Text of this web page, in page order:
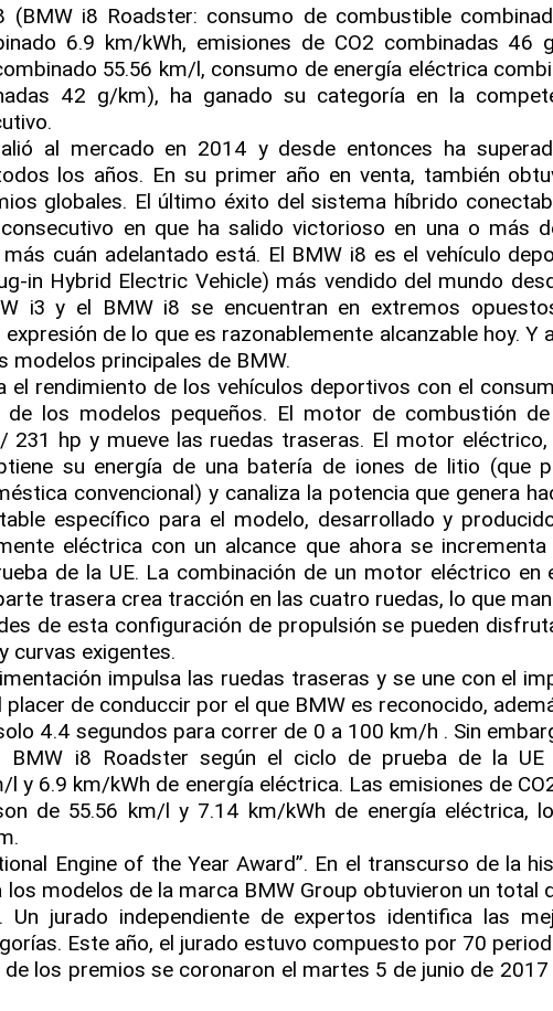
i8 Roadster: consumo de combustible
6.9 km/kWh, emisiones de CO2 combinadas 46
55.56 km/l, consumo de energía eléctrica
42 g/km), ha ganado su categoría en la
al mercado en 2014 y desde entonces ha
los años. En su primer año en venta, también
globales. El último éxito del sistema híbrido
en que ha salido victorioso en una o más
cuán adelantado está. El BMW i8 es el vehículo
in Hybrid Electric Vehicle) más vendido del mundo
i3 y el BMW i8 se encuentran en extremos
de lo que es razonablemente alcanzable hoy. Y
modelos principales de BMW.
el rendimiento de los vehículos deportivos con el
los modelos pequeños. El motor de combustión
hp y mueve las ruedas traseras. El motor eléctrico,
su energía de una batería de iones de litio (que
convencional) y canaliza la potencia que genera
específico para el modelo, desarrollado y
eléctrica con un alcance que ahora se incrementa
de la UE. La combinación de un motor eléctrico en
trasera crea tracción en las cuatro ruedas, lo que
de esta configuración de propulsión se pueden
curvas exigentes.
impulsa las ruedas traseras y se une con el
de conduccir por el que BMW es reconocido,
4.4 segundos para correr de 0 a 100 km/h . Sin
BMW i8 Roadster según el ciclo de prueba de la UE
y 6.9 km/kWh de energía eléctrica. Las emisiones de
de 55.56 km/l y 7.14 km/kWh de energía eléctrica,
Engine of the Year Award”. En el transcurso de la
modelos de la marca BMW Group obtuvieron un total
jurado independiente de expertos identifica las
Este año, el jurado estuvo compuesto por 70
los premios se coronaron el martes 5 de junio de 2017